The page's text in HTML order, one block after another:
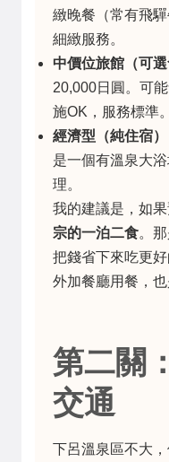
緻晚餐（常有飛
細緻服務。
中價位旅館（可選
20,000日圓。可
施OK，服務標準。
經濟型（純住宿）
是一個有溫泉大
理。
我的建議是，如果
宗的一泊二食。
把錢省下來吃更
外加餐廳用餐，也
第二關
交通
下呂溫泉區不大，